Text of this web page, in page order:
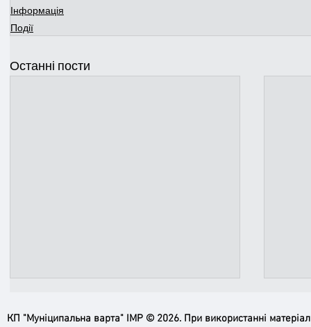
Інформація
Події
Останні пости
КП "Муніципальна варта" ІМР © 2026. При використанні